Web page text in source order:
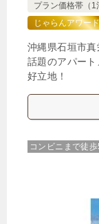
プラン価格帯（1
じゃらんアワード
沖縄県石垣市
話題のアパー
好立地！
コンビニまで徒